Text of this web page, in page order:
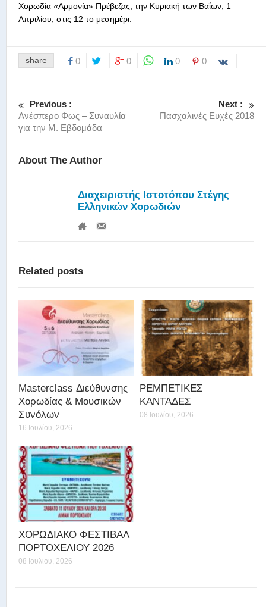
Χορωδία «Αρμονία» Πρέβεζας, την Κυριακή των Βαΐων, 1
Απριλίου, στις 12 το μεσημέρι.
share 0 0 0 0
Previous :
Ανέσπερο Φως – Συναυλία
για την Μ. Εβδομάδα
Next :
Πασχαλινές Ευχές 2018
About The Author
Διαχειριστής Ιστοτόπου Στέγης
Ελληνικών Χορωδιών
Related posts
Masterclass Διεύθυνσης
Χορωδίας & Μουσικών
Συνόλων
16 Ιουλίου, 2026
ΡΕΜΠΕΤΙΚΕΣ
ΚΑΝΤΑΔΕΣ
08 Ιουλίου, 2026
ΧΟΡΩΔΙΑΚΟ ΦΕΣΤΙΒΑΛ
ΠΟΡΤΟΧΕΛΙΟΥ 2026
08 Ιουλίου, 2026